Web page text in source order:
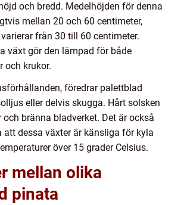
och bredd. Medelhöjden för denna
mellan 20 och 60 centimeter,
från 30 till 60 centimeter.
växt gör den lämpad för både
och krukor.
föredrar palettblad
eller delvis skugga. Hårt solsken
och bränna bladverket. Det är också
dessa växter är känsliga för kyla
över 15 grader Celsius.
mellan olika
pinata